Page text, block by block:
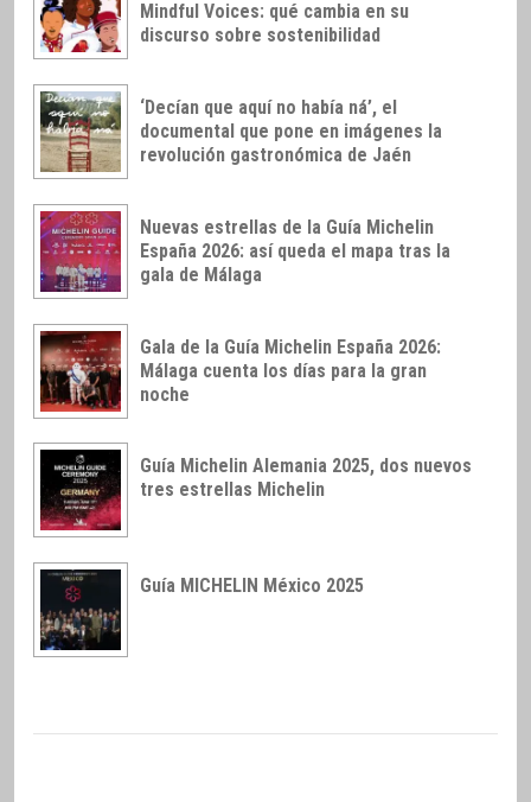
Mindful Voices: qué cambia en su
discurso sobre sostenibilidad
‘Decían que aquí no había ná’, el
documental que pone en imágenes la
revolución gastronómica de Jaén
Nuevas estrellas de la Guía Michelin
España 2026: así queda el mapa tras la
gala de Málaga
Gala de la Guía Michelin España 2026:
Málaga cuenta los días para la gran
noche
Guía Michelin Alemania 2025, dos nuevos
tres estrellas Michelin
Guía MICHELIN México 2025